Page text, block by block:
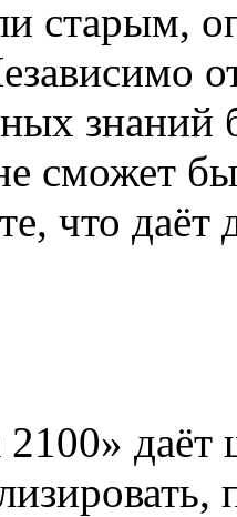
старым,
знаний
сможет
что
даёт